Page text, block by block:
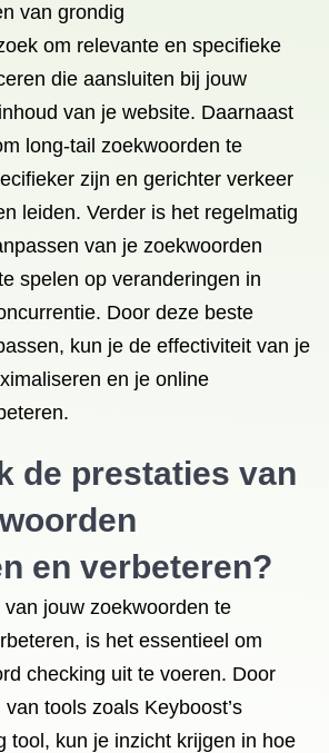
van grondig
om relevante en specifieke
die aansluiten bij jouw
van je website. Daarnaast
long-tail zoekwoorden te
zijn en gerichter verkeer
leiden. Verder is het regelmatig
van je zoekwoorden
spelen op veranderingen in
Door deze beste
kun je de effectiviteit van je
en je online
de prestaties van
en verbeteren?
jouw zoekwoorden te
is het essentieel om
checking uit te voeren. Door
tools zoals Keyboost’s
tool, kun je inzicht krijgen in hoe